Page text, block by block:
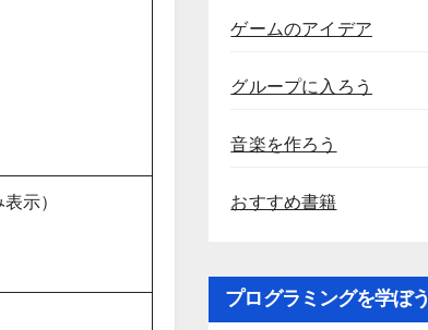
示）
ゲームのアイデア
グループに入ろう
音楽を作ろう
おすすめ書籍
プログラミングを学ぼう